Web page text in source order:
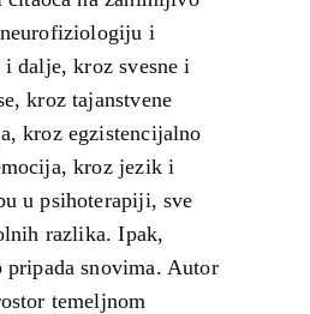
i
dalje, kroz svesne i
kroz tajanstvene
kroz egzistencijalno
kroz jezik i
u psihoterapiji, sve
razlika. Ipak,
pripada snovima. Autor
temeljnom